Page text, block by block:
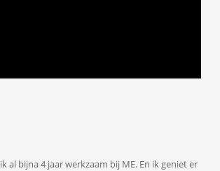
al bijna 4 jaar werkzaam bij ME. En ik geniet er